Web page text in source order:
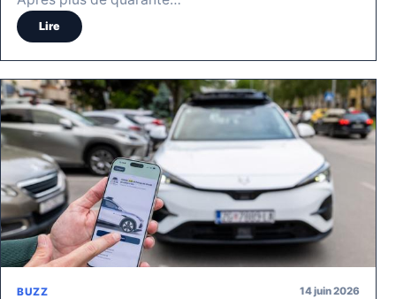
Lire
BUZZ 14 juin 2026